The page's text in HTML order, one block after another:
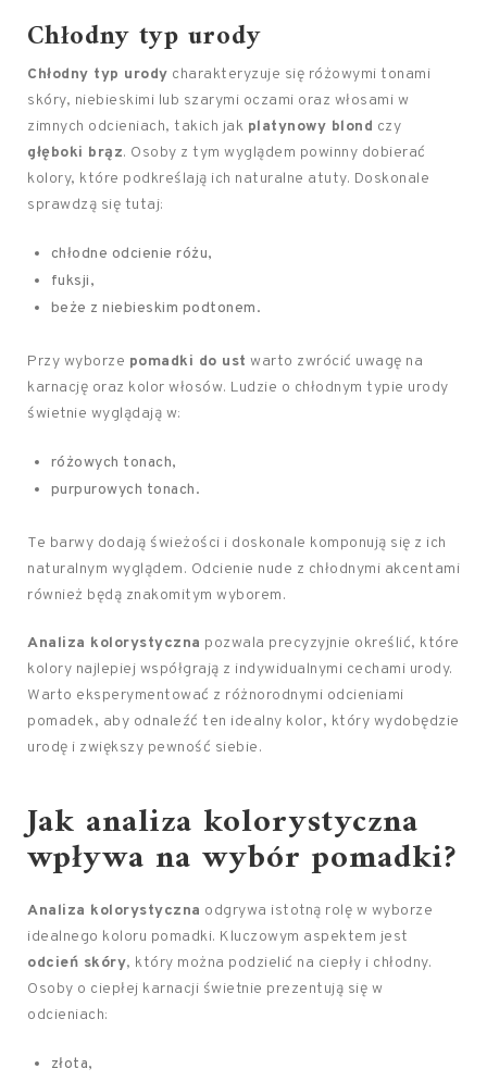
Chłodny typ urody
Chłodny typ urody charakteryzuje się różowymi tonami
skóry, niebieskimi lub szarymi oczami oraz włosami w
zimnych odcieniach, takich jak platynowy blond czy
głęboki brąz. Osoby z tym wyglądem powinny dobierać
kolory, które podkreślają ich naturalne atuty. Doskonale
sprawdzą się tutaj:
chłodne odcienie różu,
fuksji,
beże z niebieskim podtonem.
Przy wyborze pomadki do ust warto zwrócić uwagę na
karnację oraz kolor włosów. Ludzie o chłodnym typie urody
świetnie wyglądają w:
różowych tonach,
purpurowych tonach.
Te barwy dodają świeżości i doskonale komponują się z ich
naturalnym wyglądem. Odcienie nude z chłodnymi akcentami
również będą znakomitym wyborem.
Analiza kolorystyczna pozwala precyzyjnie określić, które
kolory najlepiej współgrają z indywidualnymi cechami urody.
Warto eksperymentować z różnorodnymi odcieniami
pomadek, aby odnaleźć ten idealny kolor, który wydobędzie
urodę i zwiększy pewność siebie.
Jak analiza kolorystyczna
wpływa na wybór pomadki?
Analiza kolorystyczna odgrywa istotną rolę w wyborze
idealnego koloru pomadki. Kluczowym aspektem jest
odcień skóry, który można podzielić na ciepły i chłodny.
Osoby o ciepłej karnacji świetnie prezentują się w
odcieniach:
złota,